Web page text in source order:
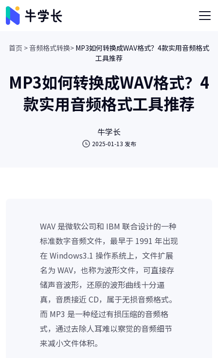
首页 >音频格式转换> MP3如何转换成WAV格式？4款实用音频格式
工具推荐
MP3如何转换成WAV格式？4
款实用音频格式工具推荐
牛学长
2025-01-13 发布
WAV 是微软公司和 IBM 联合设计的一种
标准数字音频文件，最早于 1991 年出现
在 Windows3.1 操作系统上，文件扩展
名为 WAV，也称为波形文件，可直接存
储声音波形，还原的波形曲线十分逼
真，音质接近 CD，属于无损音频格式。
而 MP3 是一种经过有损压缩的音频格
式，通过去除人耳难以察觉的音频细节
来减小文件体积。